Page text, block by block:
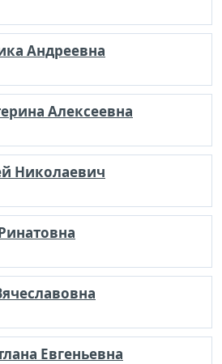
Андреевна
Алексеевна
Николаевич
Евгеньевна